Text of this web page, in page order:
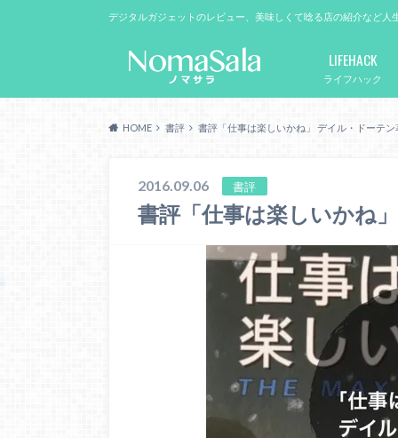
デジタルガジェットのレビュー、美味しくて唸る店の紹介など人
ライフハック
LIFEHACK
HOME 書評 書評「仕事は楽しいかね」 デイル・ドーテン
2016.09.06 書評
書評「仕事は楽しいかね